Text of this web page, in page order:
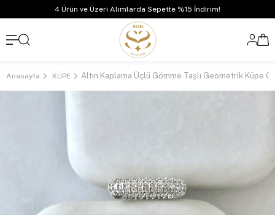
4 Ürün ve Üzeri Alımlarda Sepette %15 İndirim!
Anasayfa KÜPE